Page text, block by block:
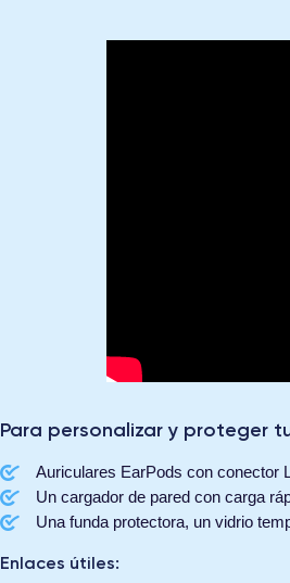
Para personalizar y proteger
Auriculares EarPods con conector
Un cargador de pared con carga
Una funda protectora, un vidrio
Enlaces útiles: